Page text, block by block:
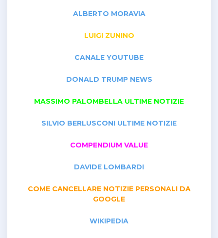
ALBERTO MORAVIA
LUIGI ZUNINO
CANALE YOUTUBE
DONALD TRUMP NEWS
MASSIMO PALOMBELLA ULTIME NOTIZIE
SILVIO BERLUSCONI ULTIME NOTIZIE
COMPENDIUM VALUE
DAVIDE LOMBARDI
COME CANCELLARE NOTIZIE PERSONALI DA
GOOGLE
WIKIPEDIA